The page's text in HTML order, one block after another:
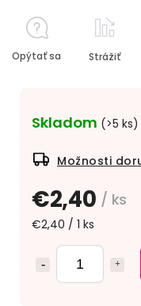
€2,40 / ks
€2,40 / 1 ks
Skladom (>5 ks)
Možnosti
Opýtať sa Strážiť